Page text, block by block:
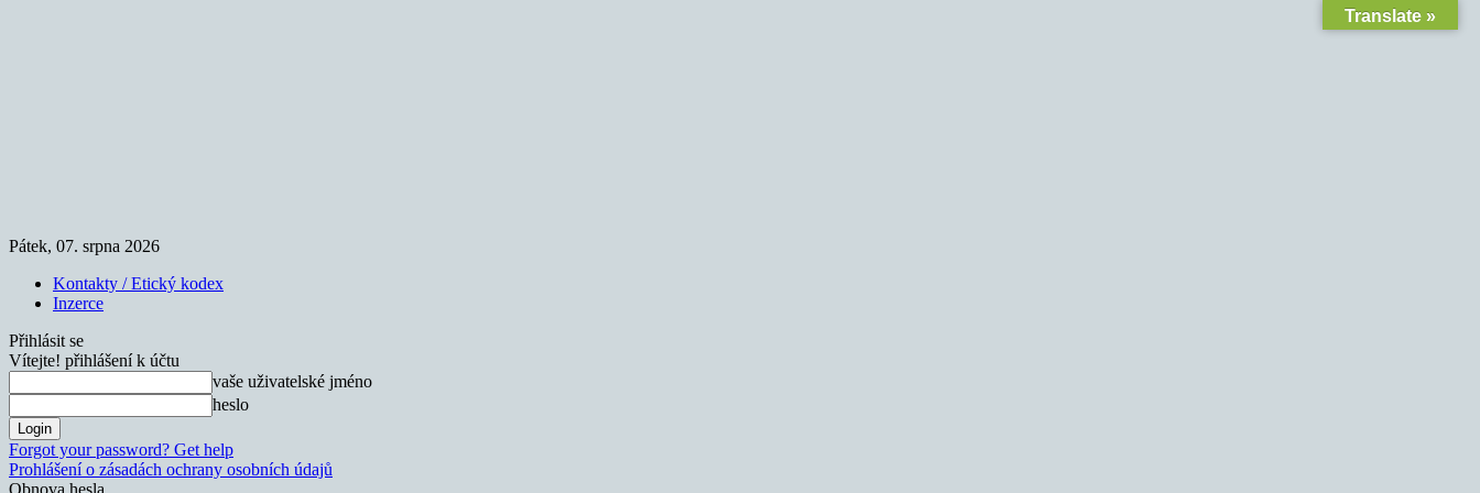
Pátek, 07. srpna 2026
Kontakty / Etický kodex
Inzerce
Přihlásit se
Vítejte! přihlášení k účtu
vaše uživatelské jméno
heslo
Forgot your password? Get help
Prohlášení o zásadách ochrany osobních údajů
Obnova hesla
Translate »